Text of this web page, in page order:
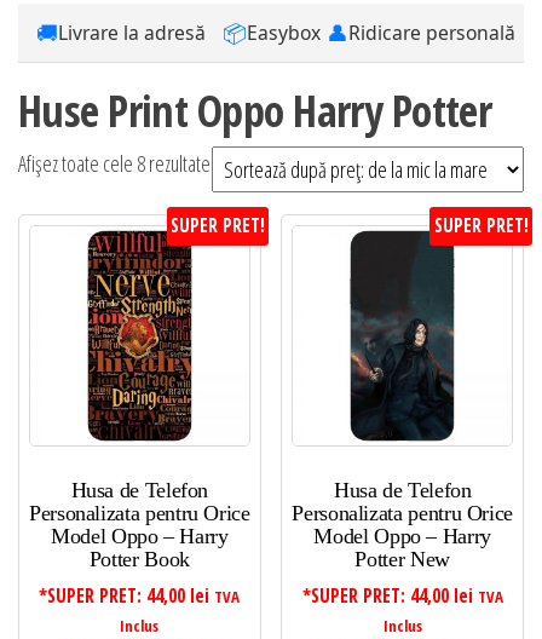
🚚Livrare la adresă 📦Easybox 👤Ridicare personală
Huse Print Oppo Harry Potter
Afișez toate cele 8 rezultate Sortat
după
preț:
SUPER PRET!
Husa de Telefon
Personalizata pentru Orice
Model Oppo – Harry
Potter Book
*SUPER PRET: 44,00 lei TVA
Inclus
SUPER PRET!
Husa de Telefon
Personalizata pentru Orice
Model Oppo – Harry
Potter New
*SUPER PRET: 44,00 lei TVA
Inclus